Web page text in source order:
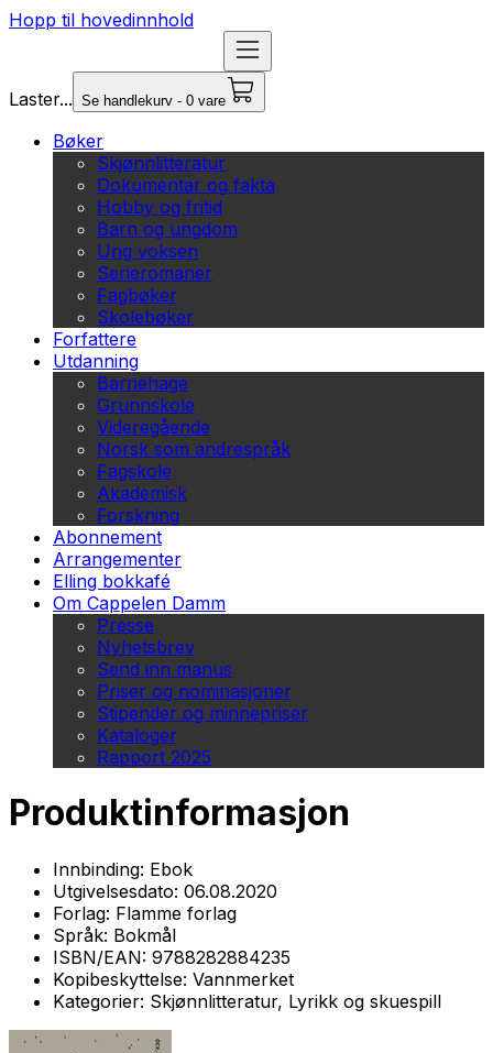
Hopp til hovedinnhold
Laster... Se handlekurv - 0 vare
Bøker
Skjønnlitteratur
Dokumentar og fakta
Hobby og fritid
Barn og ungdom
Ung voksen
Serieromaner
Fagbøker
Skolebøker
Forfattere
Utdanning
Barnehage
Grunnskole
Videregående
Norsk som andrespråk
Fagskole
Akademisk
Forskning
Abonnement
Arrangementer
Elling bokkafé
Om Cappelen Damm
Presse
Nyhetsbrev
Send inn manus
Priser og nominasjoner
Stipender og minnepriser
Kataloger
Rapport 2025
Produktinformasjon
Innbinding: Ebok
Utgivelsesdato: 06.08.2020
Forlag: Flamme forlag
Språk: Bokmål
ISBN/EAN: 9788282884235
Kopibeskyttelse: Vannmerket
Kategorier: Skjønnlitteratur, Lyrikk og skuespill